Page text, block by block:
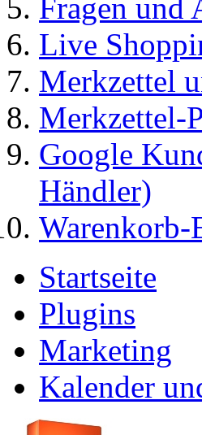
Fragen und
Live
Merkzettel
Merkzettel-
Google
Händler)
Warenkorb-
Startseite
Plugins
Marketing
Kalender